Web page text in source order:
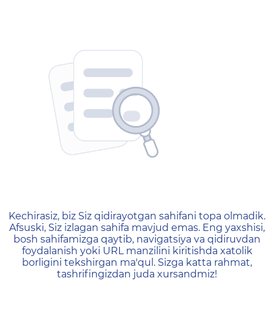
404 — Страница не
Kechirasiz, biz Siz qidirayotgan sahifani topa olmadik.
Afsuski, Siz izlagan sahifa mavjud emas. Eng yaxshisi,
bosh sahifamizga qaytib, navigatsiya va qidiruvdan
foydalanish yoki URL manzilini kiritishda xatolik
borligini tekshirgan ma'qul. Sizga katta rahmat,
tashrifingizdan juda xursandmiz!